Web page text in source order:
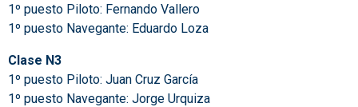
1º puesto Piloto: Fernando Vallero
1º puesto Navegante: Eduardo Loza
Clase N3
1º puesto Piloto: Juan Cruz García
1º puesto Navegante: Jorge Urquiza